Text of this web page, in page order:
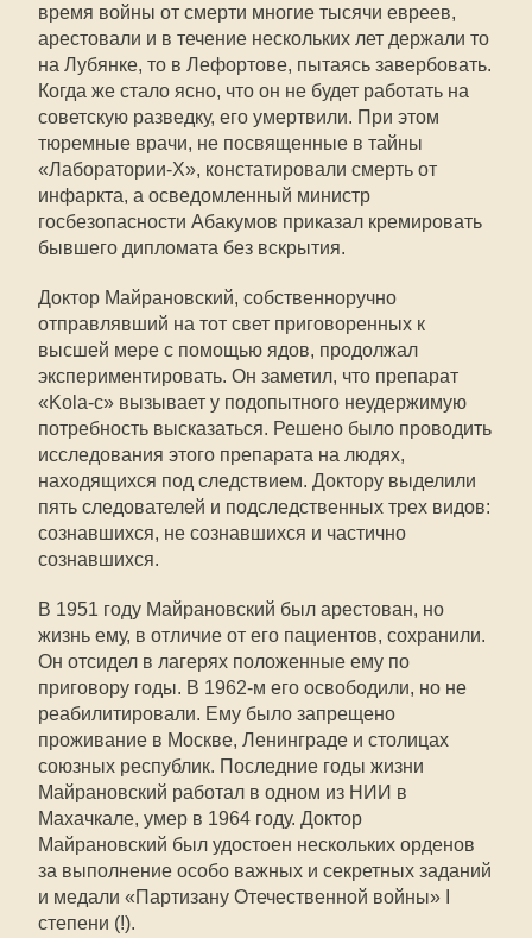
время войны от смерти многие тысячи евреев,
арестовали и в течение нескольких лет держали то
на Лубянке, то в Лефортове, пытаясь завербовать.
Когда же стало ясно, что он не будет работать на
советскую разведку, его умертвили. При этом
тюремные врачи, не посвященные в тайны
«Лаборатории-Х», констатировали смерть от
инфаркта, а осведомленный министр
госбезопасности Абакумов приказал кремировать
бывшего дипломата без вскрытия.
Доктор Майрановский, собственноручно
отправлявший на тот свет приговоренных к
высшей мере с помощью ядов, продолжал
экспериментировать. Он заметил, что препарат
«Kola-с» вызывает у подопытного неудержимую
потребность высказаться. Решено было проводить
исследования этого препарата на людях,
находящихся под следствием. Доктору выделили
пять следователей и подследственных трех видов:
сознавшихся, не сознавшихся и частично
сознавшихся.
В 1951 году Майрановский был арестован, но
жизнь ему, в отличие от его пациентов, сохранили.
Он отсидел в лагерях положенные ему по
приговору годы. В 1962-м его освободили, но не
реабилитировали. Ему было запрещено
проживание в Москве, Ленинграде и столицах
союзных республик. Последние годы жизни
Майрановский работал в одном из НИИ в
Махачкале, умер в 1964 году. Доктор
Майрановский был удостоен нескольких орденов
за выполнение особо важных и секретных заданий
и медали «Партизану Отечественной войны» I
степени (!).